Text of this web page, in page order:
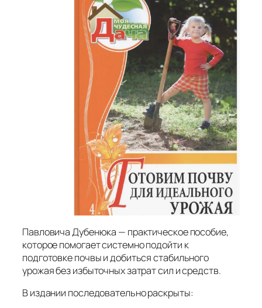
Павловича Дубенюка — практическое пособие,
которое помогает системно подойти к
подготовке почвы и добиться стабильного
урожая без избыточных затрат сил и средств.
В издании последовательно раскрыты: